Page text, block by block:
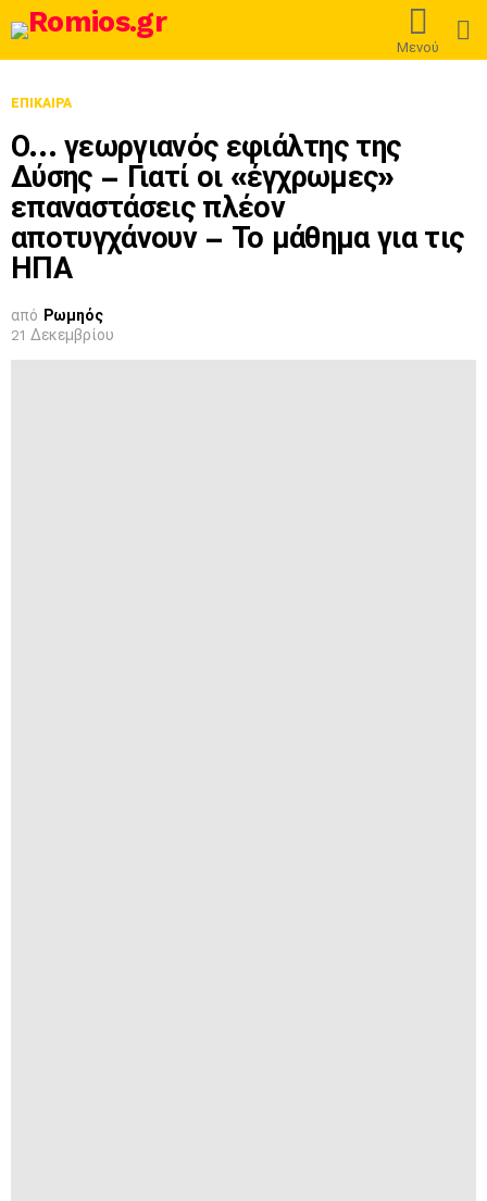
Μενού
ΕΠΊΚΑΙΡΑ
Ο… γεωργιανός εφιάλτης της
Δύσης – Γιατί οι «έγχρωμες»
επαναστάσεις πλέον
αποτυγχάνουν – Το μάθημα για τις
ΗΠΑ
από Ρωμηός
21 Δεκεμβρίου